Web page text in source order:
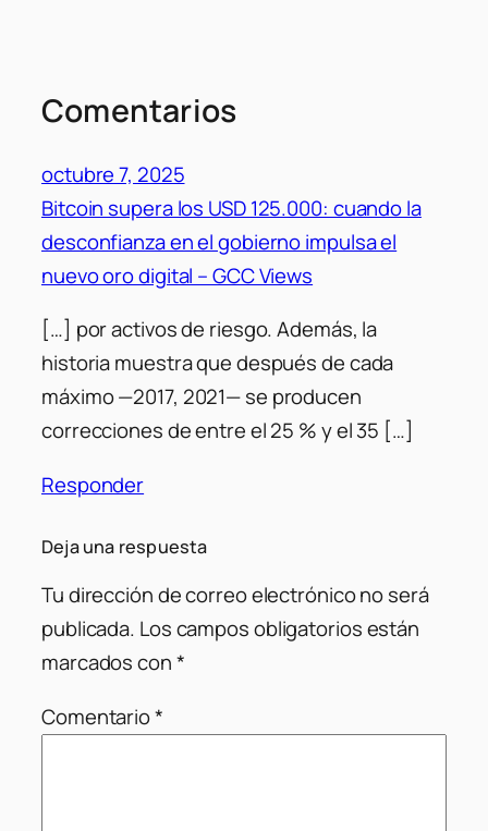
Comentarios
octubre 7, 2025
Bitcoin supera los USD 125.000: cuando la
desconfianza en el gobierno impulsa el
nuevo oro digital – GCC Views
[…] por activos de riesgo. Además, la
historia muestra que después de cada
máximo —2017, 2021— se producen
correcciones de entre el 25 % y el 35 […]
Responder
Deja una respuesta
Tu dirección de correo electrónico no será
publicada. Los campos obligatorios están
marcados con*
Comentario*